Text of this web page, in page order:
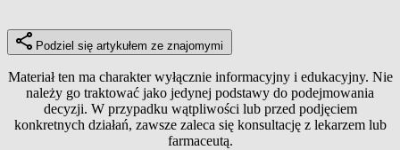
Podziel się artykułem ze znajomymi
Materiał ten ma charakter wyłącznie informacyjny i edukacyjny. Nie
należy go traktować jako jedynej podstawy do podejmowania
decyzji. W przypadku wątpliwości lub przed podjęciem
konkretnych działań, zawsze zaleca się konsultację z lekarzem lub
farmaceutą.